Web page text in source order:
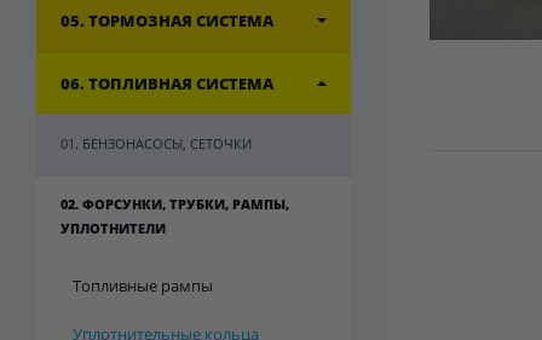
05. ТОРМОЗНАЯ СИСТЕМА
06. ТОПЛИВНАЯ СИСТЕМА
01. БЕНЗОНАСОСЫ, СЕТОЧКИ
02. ФОРСУНКИ, ТРУБКИ, РАМПЫ,
УПЛОТНИТЕЛИ
Топливные рампы
Уплотнительные кольца